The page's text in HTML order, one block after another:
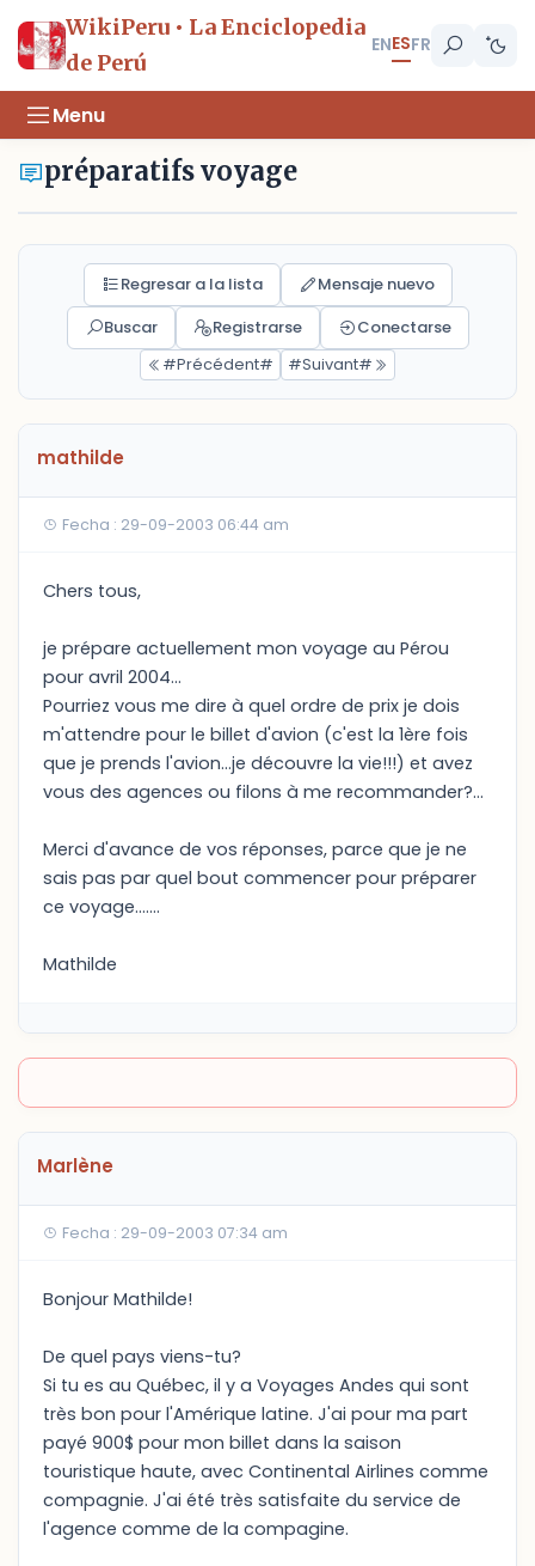
WikiPeru • La Enciclopedia
de Perú
ENESFR
Menu
préparatifs voyage
Regresar a la lista
Mensaje nuevo
Buscar
Registrarse
Conectarse
#Précédent#
#Suivant#
mathilde
Fecha : 29-09-2003 06:44 am
Chers tous,
je prépare actuellement mon voyage au Pérou
pour avril 2004...
Pourriez vous me dire à quel ordre de prix je dois
m'attendre pour le billet d'avion (c'est la 1ère fois
que je prends l'avion...je découvre la vie!!!) et avez
vous des agences ou filons à me recommander?...
Merci d'avance de vos réponses, parce que je ne
sais pas par quel bout commencer pour préparer
ce voyage.......
Mathilde
Marlène
Fecha : 29-09-2003 07:34 am
Bonjour Mathilde!
De quel pays viens-tu?
Si tu es au Québec, il y a Voyages Andes qui sont
très bon pour l'Amérique latine. J'ai pour ma part
payé 900$ pour mon billet dans la saison
touristique haute, avec Continental Airlines comme
compagnie. J'ai été très satisfaite du service de
l'agence comme de la compagine.